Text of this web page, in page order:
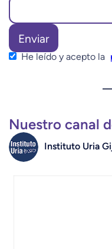
He leído y acepto la
Nuestro canal
Instituto Uria